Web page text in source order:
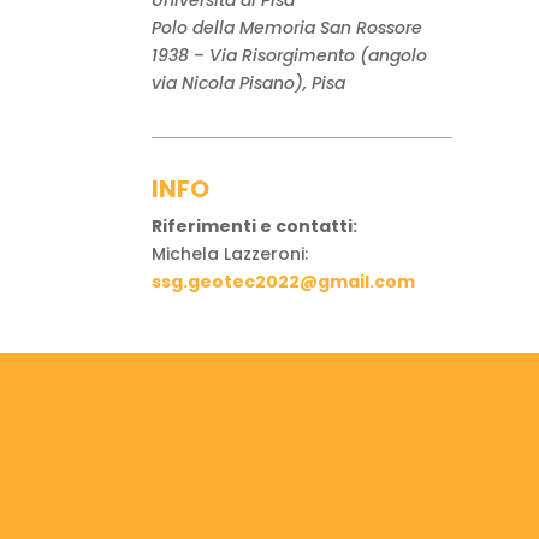
Polo della Memoria San Rossore
1938– Via Risorgimento (angolo
via Nicola Pisano), Pisa
INFO
Riferimenti e contatti:
Michela Lazzeroni:
ssg.geotec2022@gmail.com